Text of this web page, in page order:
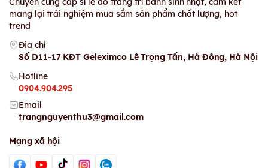
mang lại trải nghiệm mua sắm sản phẩm chất lượng, hot
trend
Địa chỉ
Số D11-17 KĐT Geleximco Lê Trọng Tấn, Hà Đông, Hà Nội
Hotline
0904.904.295
Email
trangnguyenthu3@gmail.com
Mạng xã hội